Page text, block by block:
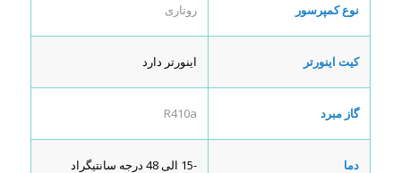
نوع کمپرسور روتاری
کیت اینورتر اینورتر دارد
گاز مبرد R410a
دما -15 الی 48 درجه سانتیگراد